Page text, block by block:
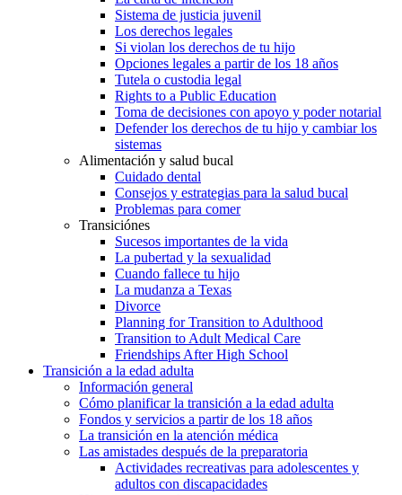
Sistema de justicia juvenil
Los derechos legales
Si violan los derechos de tu hijo
Opciones legales a partir de los 18 años
Tutela o custodia legal
Rights to a Public Education
Toma de decisiones con apoyo y poder notarial
Defender los derechos de tu hijo y cambiar los
sistemas
Alimentación y salud bucal
Cuidado dental
Consejos y estrategias para la salud bucal
Problemas para comer
Transiciónes
Sucesos importantes de la vida
La pubertad y la sexualidad
Cuando fallece tu hijo
La mudanza a Texas
Divorce
Planning for Transition to Adulthood
Transition to Adult Medical Care
Friendships After High School
Transición a la edad adulta
Información general
Cómo planificar la transición a la edad adulta
Fondos y servicios a partir de los 18 años
La transición en la atención médica
Las amistades después de la preparatoria
Actividades recreativas para adolescentes y
adultos con discapacidades